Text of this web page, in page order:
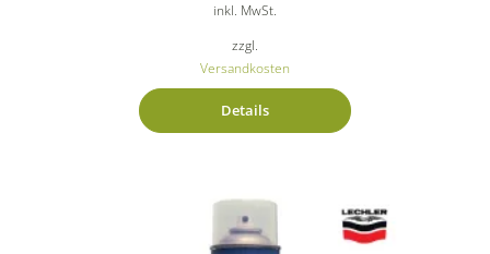
inkl. MwSt.
zzgl.
Versandkosten
Details